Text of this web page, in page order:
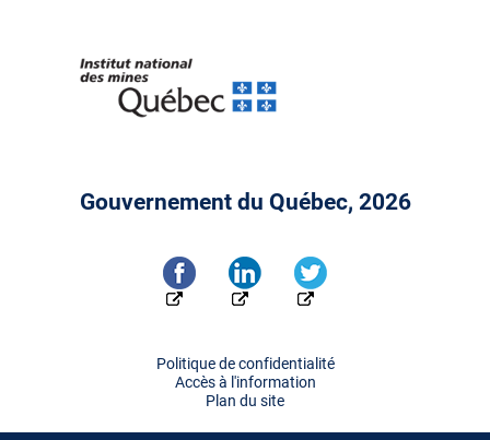
Gouvernement du Québec, 2026
Politique de confidentialité
Accès à l'information
Plan du site